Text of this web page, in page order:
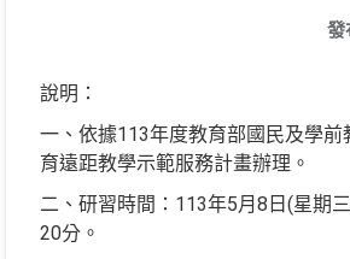
發
說明：
一、依據113年度教育部國民及學前
育遠距教學示範服務計畫辦理。
二、研習時間：113年5月8日(星期
20分。